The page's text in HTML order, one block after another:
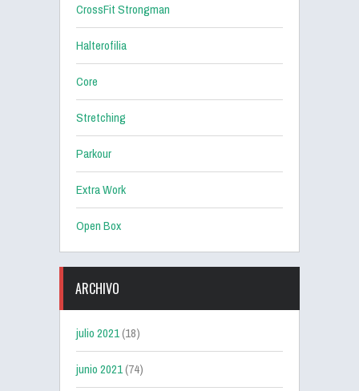
CrossFit Strongman
Halterofilia
Core
Stretching
Parkour
Extra Work
Open Box
ARCHIVO
julio 2021(18)
junio 2021(74)